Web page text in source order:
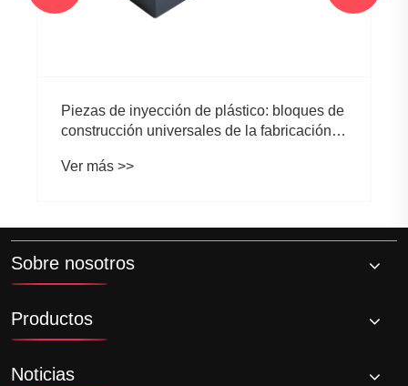
Piezas de inyección de plástico: bloques de
construcción universales de la fabricación
Ver más >>
Sobre nosotros
Productos
Noticias